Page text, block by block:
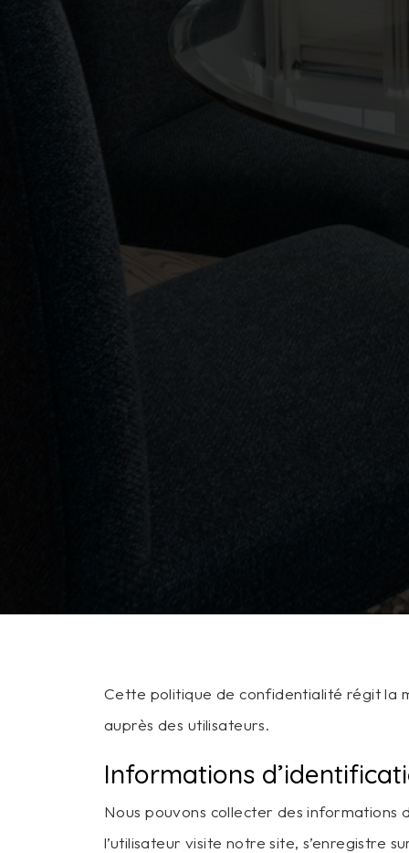
Cette politique de confidentialité régit la
auprès des utilisateurs.
Informations
Nous pouvons collecter des informations
l’utilisateur visite notre site, s’enregistre